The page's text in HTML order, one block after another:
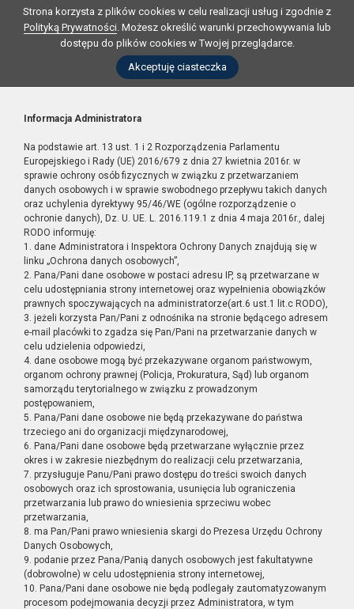
Strona korzysta z plików cookies w celu realizacji usług i zgodnie z
Polityką Prywatności. Możesz określić warunki przechowywania lub
dostępu do plików cookies w Twojej przeglądarce.
Akceptuję ciasteczka
Informacja Administratora
Na podstawie art. 13 ust. 1 i 2 Rozporządzenia Parlamentu
Europejskiego i Rady (UE) 2016/679 z dnia 27 kwietnia 2016r. w
sprawie ochrony osób fizycznych w związku z przetwarzaniem
danych osobowych i w sprawie swobodnego przepływu takich danych
oraz uchylenia dyrektywy 95/46/WE (ogólne rozporządzenie o
ochronie danych), Dz. U. UE. L. 2016.119.1 z dnia 4 maja 2016r., dalej
RODO informuję:
1. dane Administratora i Inspektora Ochrony Danych znajdują się w
linku „Ochrona danych osobowych”,
2. Pana/Pani dane osobowe w postaci adresu IP, są przetwarzane w
celu udostępniania strony internetowej oraz wypełnienia obowiązków
prawnych spoczywających na administratorze(art.6 ust.1 lit.c RODO),
3. jeżeli korzysta Pan/Pani z odnośnika na stronie będącego adresem
e-mail placówki to zgadza się Pan/Pani na przetwarzanie danych w
celu udzielenia odpowiedzi,
4. dane osobowe mogą być przekazywane organom państwowym,
organom ochrony prawnej (Policja, Prokuratura, Sąd) lub organom
samorządu terytorialnego w związku z prowadzonym
postępowaniem,
5. Pana/Pani dane osobowe nie będą przekazywane do państwa
trzeciego ani do organizacji międzynarodowej,
6. Pana/Pani dane osobowe będą przetwarzane wyłącznie przez
okres i w zakresie niezbędnym do realizacji celu przetwarzania,
7. przysługuje Panu/Pani prawo dostępu do treści swoich danych
osobowych oraz ich sprostowania, usunięcia lub ograniczenia
przetwarzania lub prawo do wniesienia sprzeciwu wobec
przetwarzania,
8. ma Pan/Pani prawo wniesienia skargi do Prezesa Urzędu Ochrony
Danych Osobowych,
9. podanie przez Pana/Panią danych osobowych jest fakultatywne
(dobrowolne) w celu udostępnienia strony internetowej,
10. Pana/Pani dane osobowe nie będą podlegały zautomatyzowanym
procesom podejmowania decyzji przez Administratora, w tym